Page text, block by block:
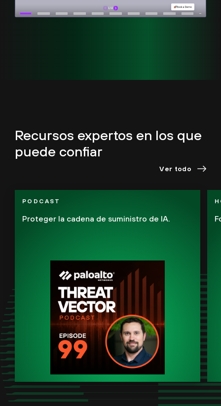
Recursos expertos en los que
puede confiar
Ver todo
PODCAST
Proteger la cadena de suministro de IA.